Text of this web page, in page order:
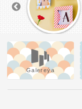
Galereýa